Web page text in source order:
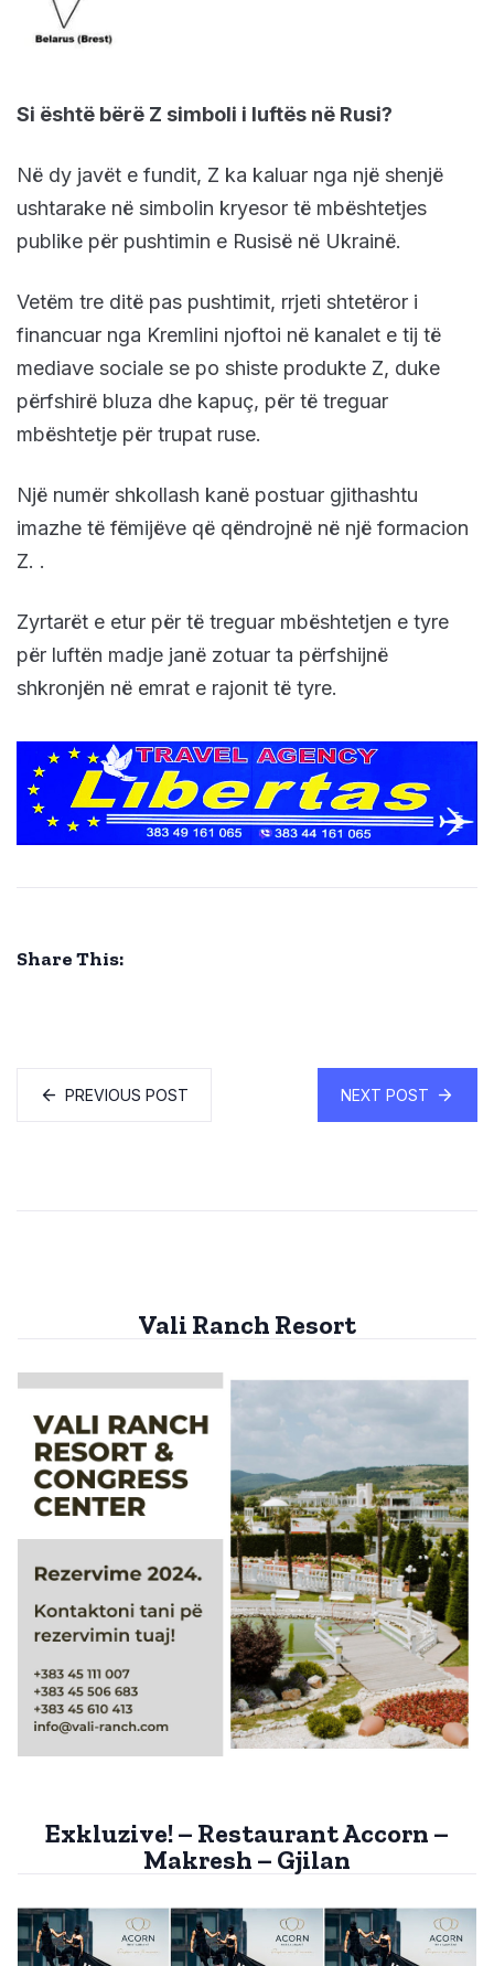
Si është bërë Z simboli i luftës në Rusi?
Në dy javët e fundit, Z ka kaluar nga një shenjë
ushtarake në simbolin kryesor të mbështetjes
publike për pushtimin e Rusisë në Ukrainë.
Vetëm tre ditë pas pushtimit, rrjeti shtetëror i
financuar nga Kremlini njoftoi në kanalet e tij të
mediave sociale se po shiste produkte Z, duke
përfshirë bluza dhe kapuç, për të treguar
mbështetje për trupat ruse.
Një numër shkollash kanë postuar gjithashtu
imazhe të fëmijëve që qëndrojnë në një formacion
Z. .
Zyrtarët e etur për të treguar mbështetjen e tyre
për luftën madje janë zotuar ta përfshijnë
shkronjën në emrat e rajonit të tyre.
Share This:
PREVIOUS POST NEXT POST
Vali Ranch Resort
Exkluzive! – Restaurant Accorn –
Makresh – Gjilan